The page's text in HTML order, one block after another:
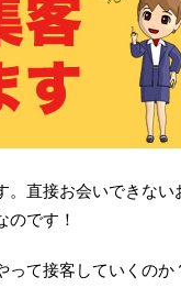
直接お会いできない
です！
て接客していくのか